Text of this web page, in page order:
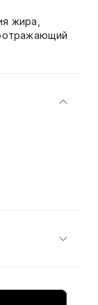
жира,